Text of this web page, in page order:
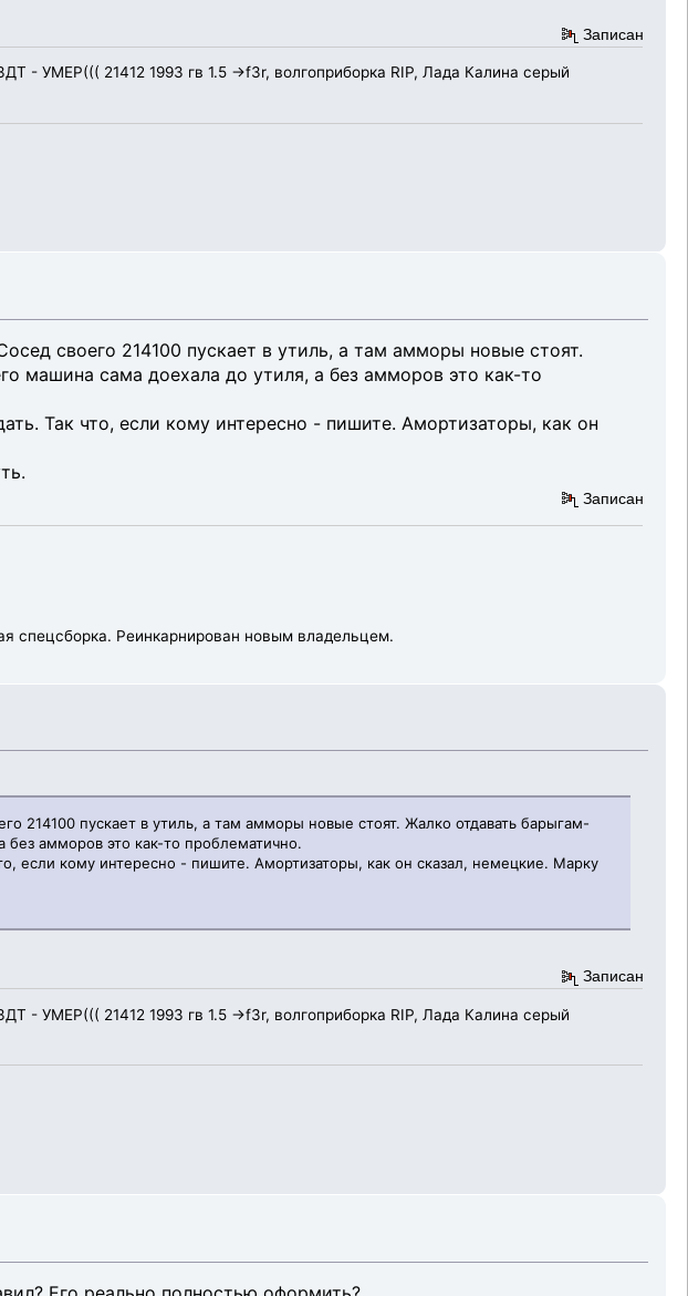
Записан
- УМЕР((( 21412 1993 гв 1.5 ->f3r, волгоприборка RIP, Лада Калина серый
своего 214100 пускает в утиль, а там амморы новые стоят.
машина сама доехала до утиля, а без амморов это как-то
Так что, если кому интересно - пишите. Амортизаторы, как он
Записан
спецсборка. Реинкарнирован новым владельцем.
214100 пускает в утиль, а там амморы новые стоят. Жалко отдавать барыгам-
амморов это как-то проблематично.
если кому интересно - пишите. Амортизаторы, как он сказал, немецкие. Марку
Записан
- УМЕР((( 21412 1993 гв 1.5 ->f3r, волгоприборка RIP, Лада Калина серый